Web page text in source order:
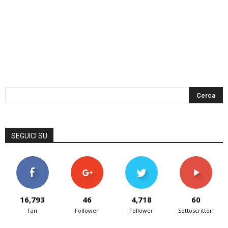
SEGUICI SU
16,793
Fan
46
Follower
4,718
Follower
60
Sottoscrittori